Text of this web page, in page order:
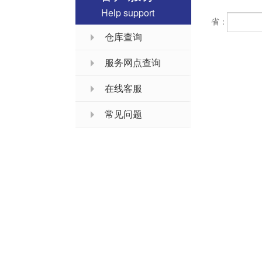
Help support
仓库查询
服务网点查询
在线客服
常见问题
省：